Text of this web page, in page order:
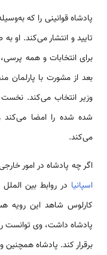
پادشاه قوانینی را که
تایید و انتشار می‌کند. او
برای انتخابات و همه
بعد از مشورت با پارلمان
وزیر انتخاب می‌کند. نخست
شده شده را امضا می‌کند
می‌کند.
اگر چه پادشاه در امور
اسپانیا در روابط بین
کارلوس شاهد این رویه
پادشاه داشت، وی توانست
برقرار کند. پادشاه همچنین